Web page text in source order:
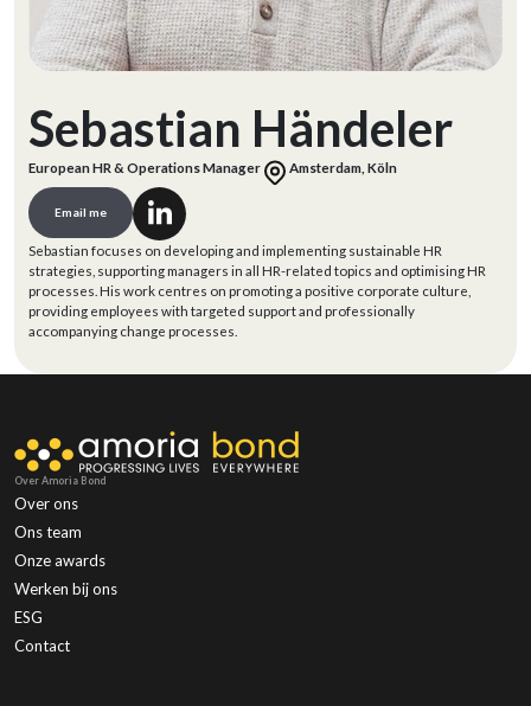
Sebastian Händeler
European HR & Operations Manager Amsterdam, Köln
Email me
Sebastian focuses on developing and implementing sustainable HR
strategies, supporting managers in all HR-related topics and optimising HR
processes. His work centres on promoting a positive corporate culture,
providing employees with targeted support and professionally
accompanying change processes.
Over Amoria Bond
Over ons
Ons team
Onze awards
Werken bij ons
ESG
Contact